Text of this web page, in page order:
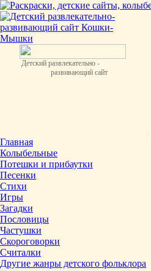
Детский развлекательно -
развивающий сайт
Главная
Колыбельные
Потешки и прибаутки
Песенки
Стихи
Игры
Загадки
Пословицы
Частушки
Скороговорки
Считалки
Другие жанры детского фольклора